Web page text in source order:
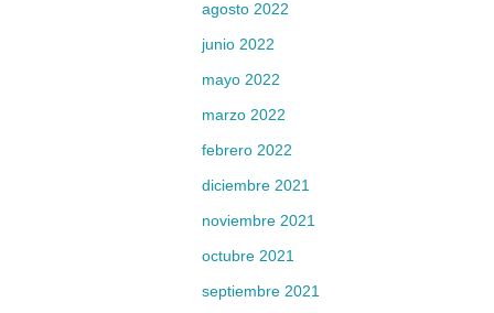
agosto 2022
junio 2022
mayo 2022
marzo 2022
febrero 2022
diciembre 2021
noviembre 2021
octubre 2021
septiembre 2021